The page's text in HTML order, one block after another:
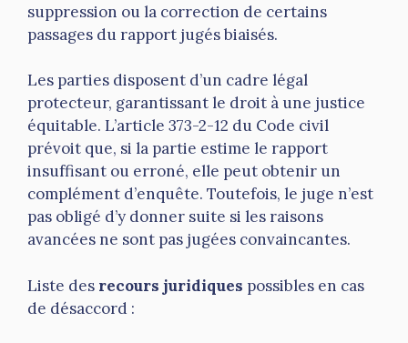
suppression ou la correction de certains
passages du rapport jugés biaisés.
Les parties disposent d’un cadre légal
protecteur, garantissant le droit à une justice
équitable. L’article 373-2-12 du Code civil
prévoit que, si la partie estime le rapport
insuffisant ou erroné, elle peut obtenir un
complément d’enquête. Toutefois, le juge n’est
pas obligé d’y donner suite si les raisons
avancées ne sont pas jugées convaincantes.
Liste des recours juridiques possibles en cas
de désaccord :